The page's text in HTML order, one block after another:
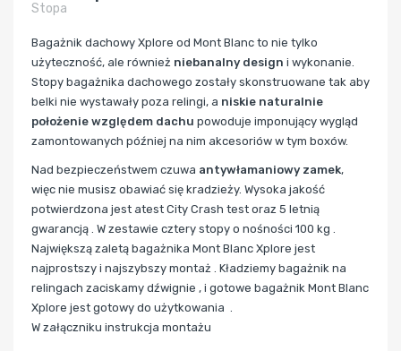
Stopa
Bagażnik dachowy Xplore od Mont Blanc to nie tylko
użyteczność, ale również niebanalny design i wykonanie.
Stopy bagażnika dachowego zostały skonstruowane tak aby
belki nie wystawały poza relingi, a niskie naturalnie
położenie względem dachu powoduje imponujący wygląd
zamontowanych później na nim akcesoriów w tym boxów.
Nad bezpieczeństwem czuwa antywłamaniowy zamek,
więc nie musisz obawiać się kradzieży. Wysoka jakość
potwierdzona jest atest City Crash test oraz 5 letnią
gwarancją . W zestawie cztery stopy o nośności 100 kg .
Największą zaletą bagażnika Mont Blanc Xplore jest
najprostszy i najszybszy montaż . Kładziemy bagażnik na
relingach zaciskamy dźwignie , i gotowe bagażnik Mont Blanc
Xplore jest gotowy do użytkowania .
W załączniku instrukcja montażu